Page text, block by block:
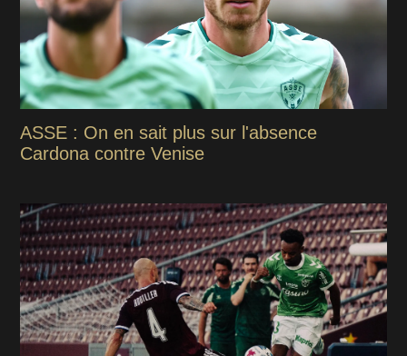
ASSE : On en sait plus sur l'absence
Cardona contre Venise